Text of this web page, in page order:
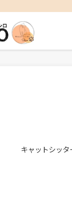
キャットシッ